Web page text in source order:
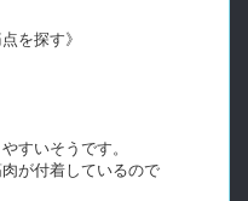
を探す》
すいそうです。
が付着しているので